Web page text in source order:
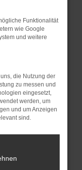
in einem
privaten
und dein
Stand
dazu
Funktionalität
wie Google
und weitere
die Nutzung der
zu messen und
eingesetzt,
werden, um
und um Anzeigen
sind.